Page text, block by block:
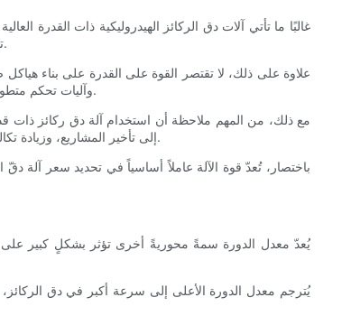
غالبًا ما تأتي آلات دق الركائز الهيدروليكية ذات القدرة
تصنيع أعلى، ومواد فائقة الجودة، وتصاميم هندسية أكثر تعقيدًا، مما يساهم في ارتفاع تكاليف الإنتاج. ونتيجة لذلك، يرتفع سعر الآلات بشكل ملحوظ مع زيادة قدرتها.
علاوة على ذلك، لا تقتصر القوة على القدرة على بناء
وآليات تحكم متطورة لضمان أداء ثابت في ظل ظروف التشغيل الشاقة. يُضيف هذا المستوى من المتانة والتعقيد إلى التكلفة، ولكنه يُحسّن الموثوقية العامة للآلة وعمرها الافتراضي.
مع ذلك، من المهم ملاحظة أن استخدام آلة دق ركائز ذات
إلى تأخير المشاريع، وزيادة تكاليف الصيانة، ومشاكل في الأداء. لذا، يُعدّ تحقيق التوازن بين مواصفات القدرة ومتطلبات المشروع أمرًا بالغ الأهمية لتحقيق الأداء الأمثل والفعالية من حيث التكلفة.
باختصار، تُعدّ قوة الآلة عاملاً أساسياً في تحديد سعر آلة
يُعدّ معدل الدورة سمةً محوريةً أخرى تؤثر بشكلٍ كبير على
يُترجم معدل الدورة الأعلى إلى سرعة أكبر في دق الركائز،